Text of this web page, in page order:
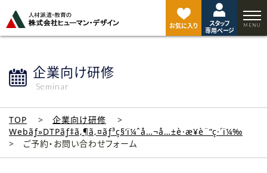
お気に入り
スタッフ
専用ページ
企業向け研修
Seminar
TOP
企業向け研修
Webãƒ»DTPãƒ‡ã‚¶ã‚¤ãƒ³ç§‘ï¼ˆå…¬å…±è·æ¥­è¨“ç·´ï¼‰
ご予約・お問い合わせフォーム
ジ
ト